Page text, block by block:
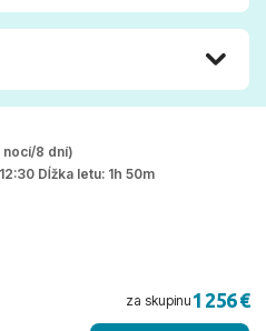
nocí/8 dní)
Dĺžka letu: 1h 50m
za skupinu1 256 €